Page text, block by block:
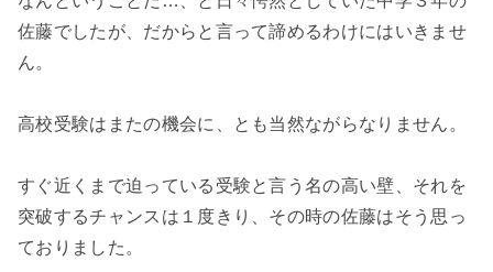
佐藤でしたが、だからと言って諦めるわけにはいきませ
ん。
高校受験はまたの機会に、とも当然ながらなりません。
すぐ近くまで迫っている受験と言う名の高い壁、それを
突破するチャンスは１度きり、その時の佐藤はそう思っ
ておりました。